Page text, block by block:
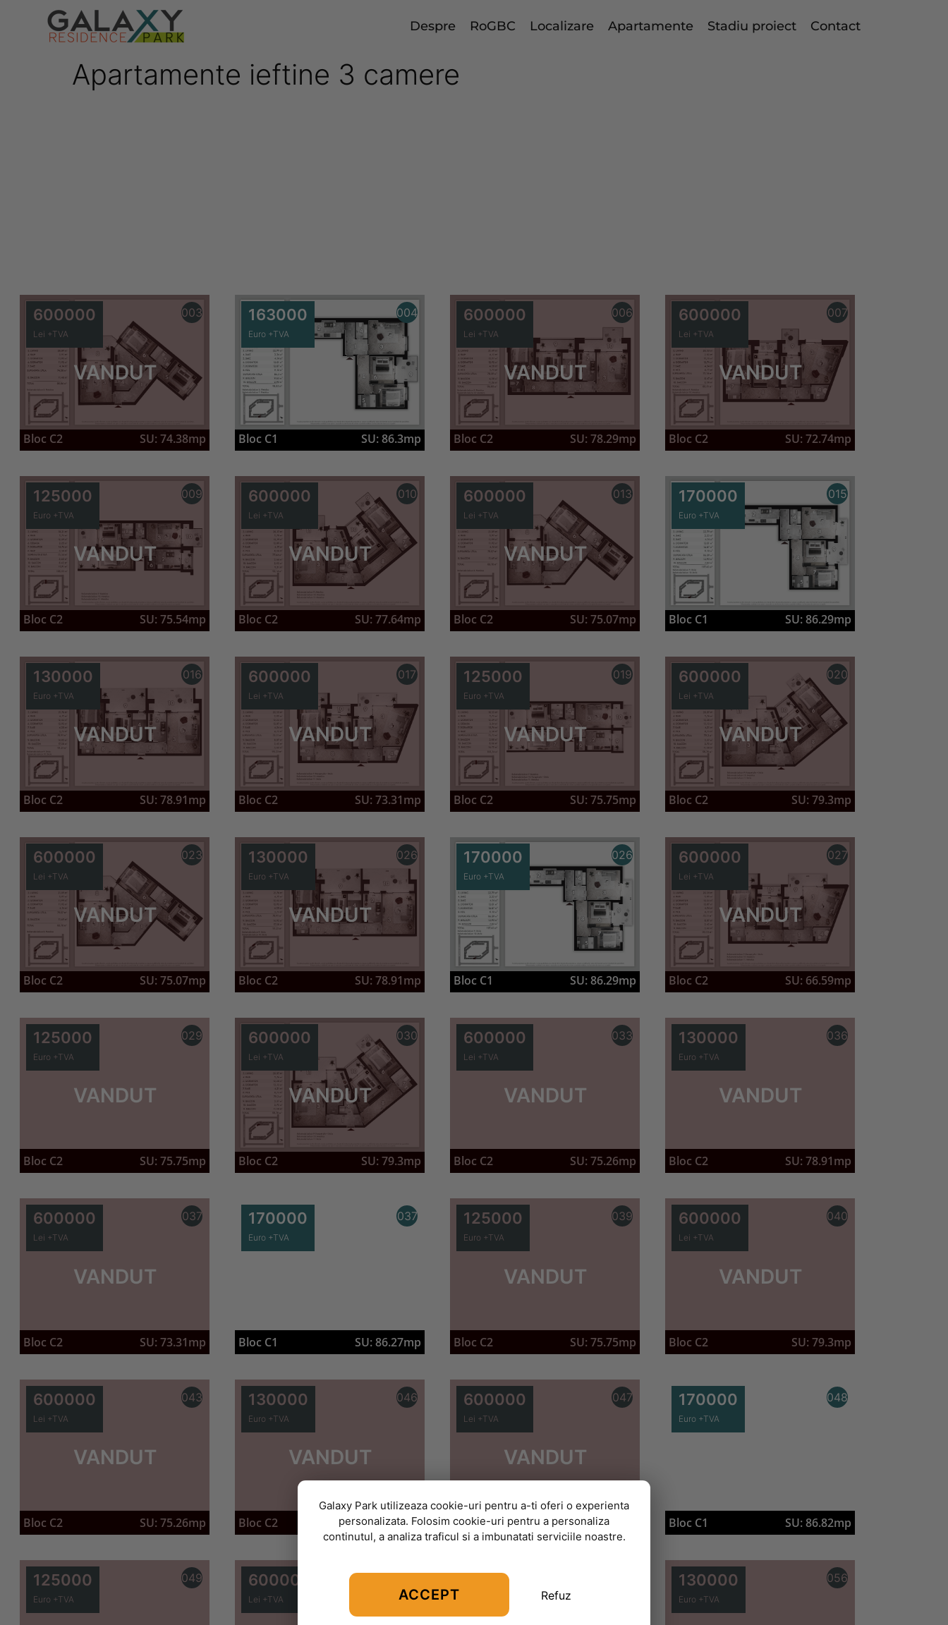
Despre RoGBC Localizare Apartamente Stadiu proiect Contact
Apartamente ieftine 3 camere
Bloc C2 SU: 74.38mp
600000
Lei +TVA
003
VANDUT
Bloc C1 SU: 86.3mp
163000
Euro +TVA
004
Bloc C2 SU: 78.29mp
600000
Lei +TVA
006
VANDUT
Bloc C2 SU: 72.74mp
600000
Lei +TVA
007
VANDUT
Bloc C2 SU: 75.54mp
125000
Euro +TVA
009
VANDUT
Bloc C2 SU: 77.64mp
600000
Lei +TVA
010
VANDUT
Bloc C2 SU: 75.07mp
600000
Lei +TVA
013
VANDUT
Bloc C1 SU: 86.29mp
170000
Euro +TVA
015
Bloc C2 SU: 78.91mp
130000
Euro +TVA
016
VANDUT
Bloc C2 SU: 73.31mp
600000
Lei +TVA
017
VANDUT
Bloc C2 SU: 75.75mp
125000
Euro +TVA
019
VANDUT
Bloc C2 SU: 79.3mp
600000
Lei +TVA
020
VANDUT
Bloc C2 SU: 75.07mp
600000
Lei +TVA
023
VANDUT
Bloc C2 SU: 78.91mp
130000
Euro +TVA
026
VANDUT
Bloc C1 SU: 86.29mp
170000
Euro +TVA
026
Bloc C2 SU: 66.59mp
600000
Lei +TVA
027
VANDUT
Bloc C2 SU: 75.75mp
125000
Euro +TVA
029
VANDUT
Bloc C2 SU: 79.3mp
600000
Lei +TVA
030
VANDUT
Bloc C2 SU: 75.26mp
600000
Lei +TVA
033
VANDUT
Bloc C2 SU: 78.91mp
130000
Euro +TVA
036
VANDUT
Bloc C2 SU: 73.31mp
600000
Lei +TVA
037
VANDUT
Bloc C1 SU: 86.27mp
170000
Euro +TVA
037
Bloc C2 SU: 75.75mp
125000
Euro +TVA
039
VANDUT
Bloc C2 SU: 79.3mp
600000
Lei +TVA
040
VANDUT
Bloc C2 SU: 75.26mp
600000
Lei +TVA
043
VANDUT
Bloc C2 SU: 78.91mp
130000
Euro +TVA
046
VANDUT
Bloc C2 SU: 73.31mp
600000
Lei +TVA
047
VANDUT
Bloc C1 SU: 86.82mp
170000
Euro +TVA
048
125000
Euro +TVA
049 600000
Lei +TVA
050 600000 130000
Euro +TVA
056
Galaxy Park utilizeaza cookie-uri pentru a-ti oferi o experienta
personalizata. Folosim cookie-uri pentru a personaliza
continutul, a analiza traficul si a imbunatati serviciile noastre.
ACCEPT Refuz